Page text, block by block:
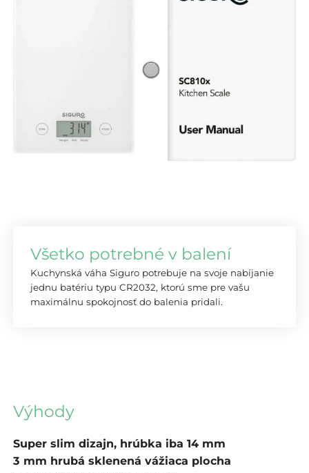
Všetko potrebné v balení
Kuchynská váha Siguro potrebuje na svoje nabíjanie
jednu batériu typu CR2032, ktorú sme pre vašu
maximálnu spokojnosť do balenia pridali.
Výhody
Super slim dizajn, hrúbka iba 14 mm
3 mm hrubá sklenená vážiaca plocha